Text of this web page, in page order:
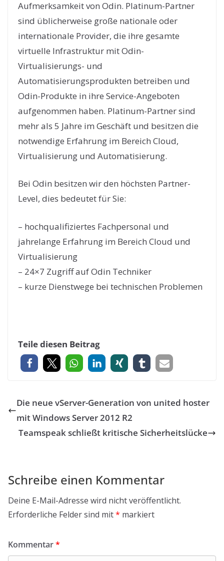
Aufmerksamkeit von Odin. Platinum-Partner
sind üblicherweise große nationale oder
internationale Provider, die ihre gesamte
virtuelle Infrastruktur mit Odin-
Virtualisierungs- und
Automatisierungsprodukten betreiben und
Odin-Produkte in ihre Service-Angeboten
aufgenommen haben. Platinum-Partner sind
mehr als 5 Jahre im Geschäft und besitzen die
notwendige Erfahrung im Bereich Cloud,
Virtualisierung und Automatisierung.
Bei Odin besitzen wir den höchsten Partner-
Level, dies bedeutet für Sie:
– hochqualifiziertes Fachpersonal und
jahrelange Erfahrung im Bereich Cloud und
Virtualisierung
– 24×7 Zugriff auf Odin Techniker
– kurze Dienstwege bei technischen Problemen
Teile diesen Beitrag
Die neue vServer-Generation von united hoster
mit Windows Server 2012 R2
Teamspeak schließt kritische Sicherheitslücke
Schreibe einen Kommentar
Deine E-Mail-Adresse wird nicht veröffentlicht.
Erforderliche Felder sind mit* markiert
Kommentar*